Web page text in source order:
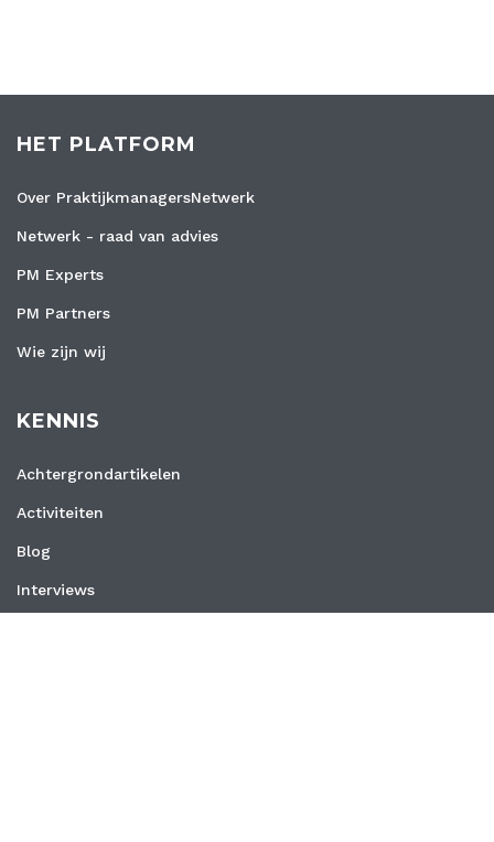
HET PLATFORM
Over PraktijkmanagersNetwerk
Netwerk - raad van advies
PM Experts
PM Partners
Wie zijn wij
KENNIS
Achtergrondartikelen
Activiteiten
Blog
Interviews